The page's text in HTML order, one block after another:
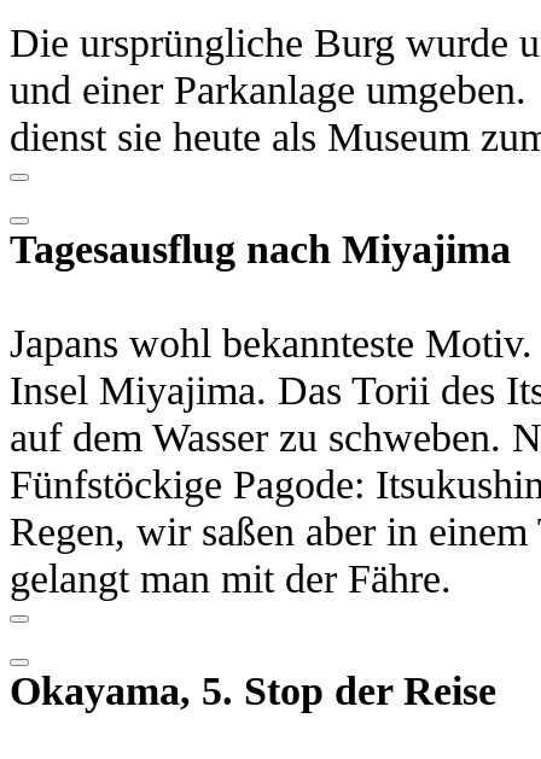
Die ursprüngliche Burg wurde
und einer Parkanlage
dienst sie heute als Museum
Tagesausflug nach Miyajima
Japans wohl bekannteste
Insel Miyajima. Das Torii des
auf dem Wasser zu schweben.
Fünfstöckige Pagode:
Regen, wir saßen aber in
gelangt man mit der Fähre.
Okayama, 5. Stop der Reise